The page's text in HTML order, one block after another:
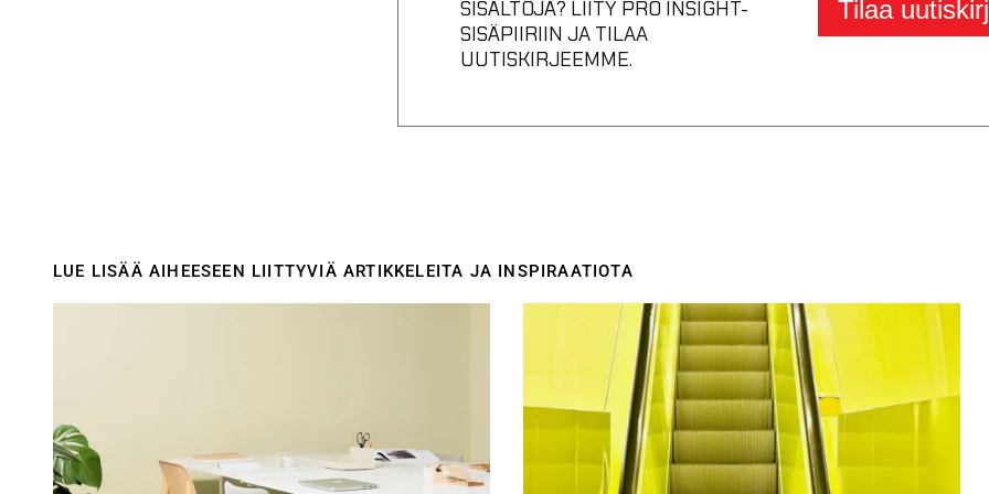
SISÄLTÖJÄ? LIITY PRO INSIGHT-
SISÄPIIRIIN JA TILAA
UUTISKIRJEEMME.
Tilaa
LUE LISÄÄ AIHEESEEN LIITTYVIÄ ARTIKKELEITA JA INSPIRAATIOTA